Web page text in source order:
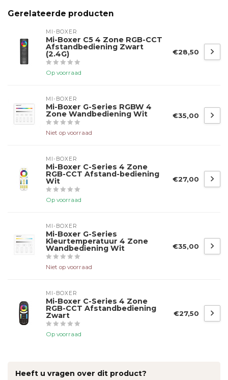
Gerelateerde producten
MI-BOXER
Mi-Boxer C5 4 Zone RGB-CCT
Afstandbediening Zwart
(2.4G)
Op voorraad
€28,50
MI-BOXER
Mi-Boxer G-Series RGBW 4
Zone Wandbediening Wit
Niet op voorraad
€35,00
MI-BOXER
Mi-Boxer C-Series 4 Zone
RGB-CCT Afstand-bediening
Wit
Op voorraad
€27,00
MI-BOXER
Mi-Boxer G-Series
Kleurtemperatuur 4 Zone
Wandbediening Wit
Niet op voorraad
€35,00
MI-BOXER
Mi-Boxer C-Series 4 Zone
RGB-CCT Afstandbediening
Zwart
Op voorraad
€27,50
Heeft u vragen over dit product?